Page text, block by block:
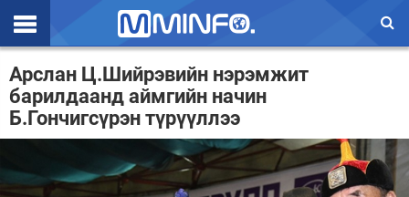
Эхлэл
Цаг агаар
Валют ханш
Улс төр
Арслан Ц.Шийрэвийн нэрэмжит
барилдаанд аймгийн начин
Б.Гончигсүрэн түрүүллээ